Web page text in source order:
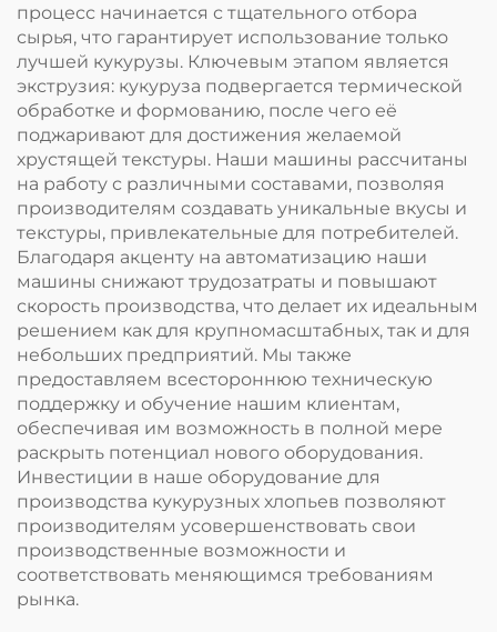
процесс начинается с тщательного отбора
сырья, что гарантирует использование только
лучшей кукурузы. Ключевым этапом является
экструзия: кукуруза подвергается термической
обработке и формованию, после чего её
поджаривают для достижения желаемой
хрустящей текстуры. Наши машины рассчитаны
на работу с различными составами, позволяя
производителям создавать уникальные вкусы и
текстуры, привлекательные для потребителей.
Благодаря акценту на автоматизацию наши
машины снижают трудозатраты и повышают
скорость производства, что делает их идеальным
решением как для крупномасштабных, так и для
небольших предприятий. Мы также
предоставляем всестороннюю техническую
поддержку и обучение нашим клиентам,
обеспечивая им возможность в полной мере
раскрыть потенциал нового оборудования.
Инвестиции в наше оборудование для
производства кукурузных хлопьев позволяют
производителям усовершенствовать свои
производственные возможности и
соответствовать меняющимся требованиям
рынка.